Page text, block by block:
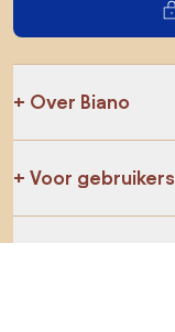
Over Biano
Voor gebruikers